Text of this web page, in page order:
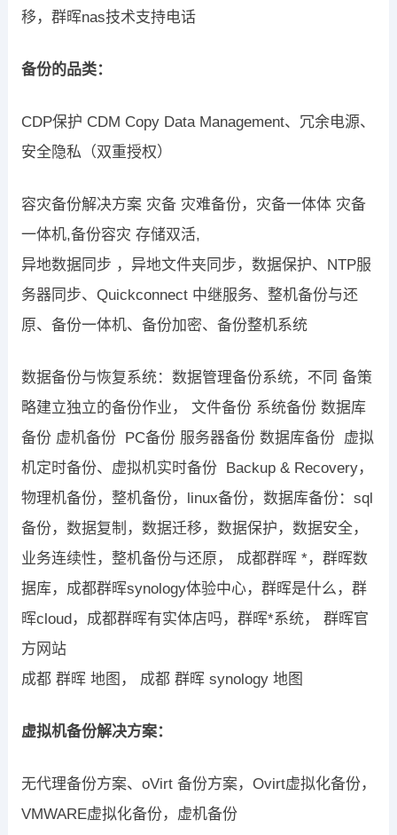
移，群晖nas技术支持电话
备份的品类：
CDP保护 CDM Copy Data Management、冗余电源、
安全隐私（双重授权）
容灾备份解决方案 灾备 灾难备份，灾备一体体 灾备
一体机,备份容灾 存储双活,
异地数据同步 ，异地文件夹同步，数据保护、NTP服
务器同步、Quickconnect 中继服务、整机备份与还
原、备份一体机、备份加密、备份整机系统
数据备份与恢复系统：数据管理备份系统，不同 备策
略建立独立的备份作业， 文件备份 系统备份 数据库
备份 虚机备份 PC备份 服务器备份 数据库备份 虚拟
机定时备份、虚拟机实时备份 Backup & Recovery，
物理机备份，整机备份，linux备份，数据库备份：sql
备份，数据复制，数据迁移，数据保护，数据安全，
业务连续性，整机备份与还原， 成都群晖 *，群晖数
据库，成都群晖synology体验中心，群晖是什么，群
晖cloud，成都群晖有实体店吗，群晖*系统， 群晖官
方网站
成都 群晖 地图， 成都 群晖 synology 地图
虚拟机备份解决方案：
无代理备份方案、oVirt 备份方案，Ovirt虚拟化备份，
VMWARE虚拟化备份，虚机备份